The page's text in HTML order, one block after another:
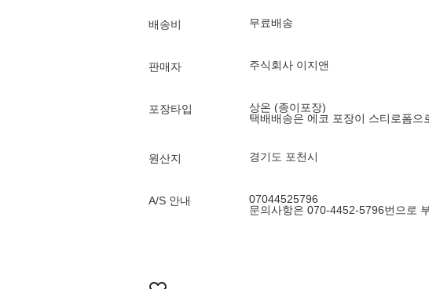
배송비 무료배송
판매자 주식회사 이지앤
포장타입
상온 (종이포장)
택배배송은 에코 포장이 스티로폼으
원산지 경기도 포천시
A/S 안내
07044525796
문의사항은 070-4452-5796번으로